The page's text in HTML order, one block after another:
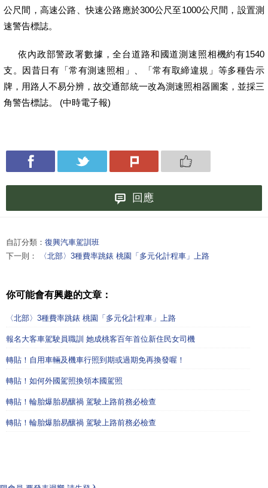
公尺間，高速公路、快速公路應於300公尺至1000公尺間，設置測
速警告標誌。
依內政部警政署數據，全台道路和國道測速照相機約有1540
支。因昔日有「常有測速照相」、「常有取締違規」等多種告示
牌，用路人不易分辨，故交通部統一改為測速照相器圖案，並採三
角警告標誌。 (中時電子報)
回應
自訂分類： 復興汽車駕訓班
下一則：
〈北部〉3種費率跳錶 桃園「多元化計程車」上路
你可能會有興趣的文章：
〈北部〉3種費率跳錶 桃園「多元化計程車」上路
報名大客車駕駛員職訓 她成桃客百年首位新住民女司機
轉貼！自用車輛及機車行照到期或過期免再換發喔！
轉貼！如何外國駕照換領本國駕照
轉貼！輪胎爆胎易釀禍 駕駛上路前務必檢查
轉貼！輪胎爆胎易釀禍 駕駛上路前務必檢查